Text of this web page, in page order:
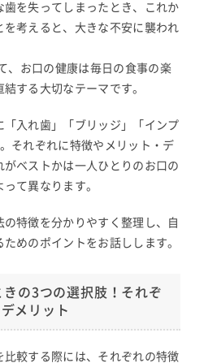
歯を失ってしまったとき、これか
考えると、大きな不安に襲われ
、お口の健康は毎日の食事の楽
する大切なテーマです。
「入れ歯」「ブリッジ」「インプ
それぞれに特徴やメリット・デ
がベストかは一人ひとりのお口の
て異なります。
特徴を分かりやすく整理し、自
めのポイントをお話しします。
の3つの選択肢！それぞ
メリット
比較する際には、それぞれの特徴